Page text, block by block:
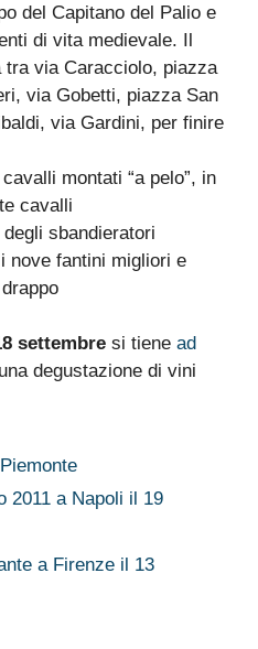
del Capitano del Palio e
di vita medievale. Il
tra via Caracciolo, piazza
via Gobetti, piazza San
via Gardini, per finire
montati “a pelo”, in
cavalli
sbandieratori
nove fantini migliori e
settembre si tiene ad
degustazione di vini
Piemonte
2011 a Napoli il 19
a Firenze il 13